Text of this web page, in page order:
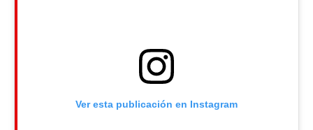
Ver esta publicación en Instagram